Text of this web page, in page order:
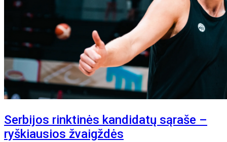
Serbijos rinktinės kandidatų sąraše –
ryškiausios žvaigždės